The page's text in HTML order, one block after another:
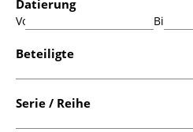
Datierung
Von: Bis:
Beteiligte
Serie / Reihe